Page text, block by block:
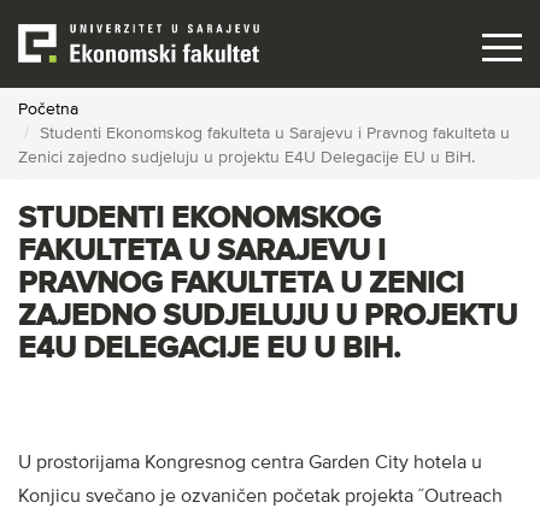
main
content
Početna
Studenti Ekonomskog fakulteta u Sarajevu i Pravnog fakulteta u
Zenici zajedno sudjeluju u projektu E4U Delegacije EU u BiH.
STUDENTI EKONOMSKOG
FAKULTETA U SARAJEVU I
PRAVNOG FAKULTETA U ZENICI
ZAJEDNO SUDJELUJU U PROJEKTU
E4U DELEGACIJE EU U BIH.
U prostorijama Kongresnog centra Garden City hotela u
Konjicu svečano je ozvaničen početak projekta ˝Outreach